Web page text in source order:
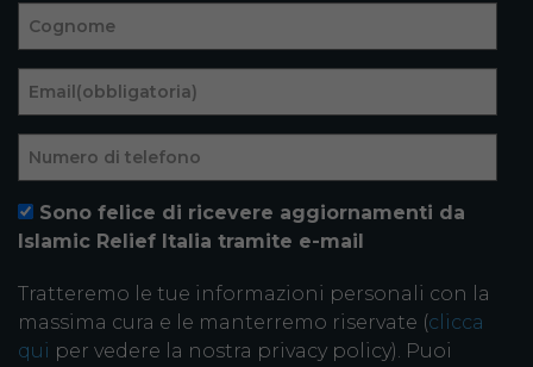
Sono felice di ricevere aggiornamenti da
Islamic Relief Italia tramite e-mail
Tratteremo le tue informazioni personali con la
massima cura e le manterremo riservate (clicca
qui per vedere la nostra privacy policy). Puoi